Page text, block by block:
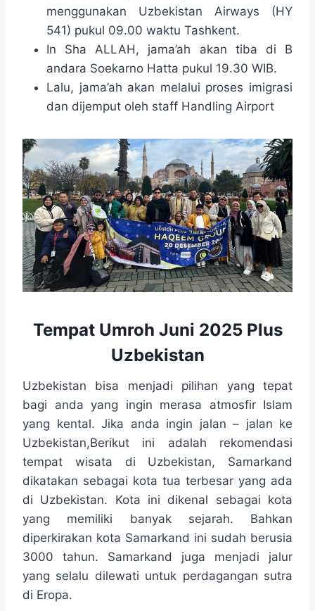
menggunakan Uzbekistan Airways (HY
541) pukul 09.00 waktu Tashkent.
In Sha ALLAH, jama’ah akan tiba di B
andara Soekarno Hatta pukul 19.30 WIB.
Lalu, jama’ah akan melalui proses imigrasi
dan dijemput oleh staff Handling Airport
Tempat Umroh Juni 2025 Plus
Uzbekistan
Uzbekistan bisa menjadi pilihan yang tepat
bagi anda yang ingin merasa atmosfir Islam
yang kental. Jika anda ingin jalan – jalan ke
Uzbekistan,Berikut ini adalah rekomendasi
tempat wisata di Uzbekistan, Samarkand
dikatakan sebagai kota tua terbesar yang ada
di Uzbekistan. Kota ini dikenal sebagai kota
yang memiliki banyak sejarah. Bahkan
diperkirakan kota Samarkand ini sudah berusia
3000 tahun. Samarkand juga menjadi jalur
yang selalu dilewati untuk perdagangan sutra
di Eropa.